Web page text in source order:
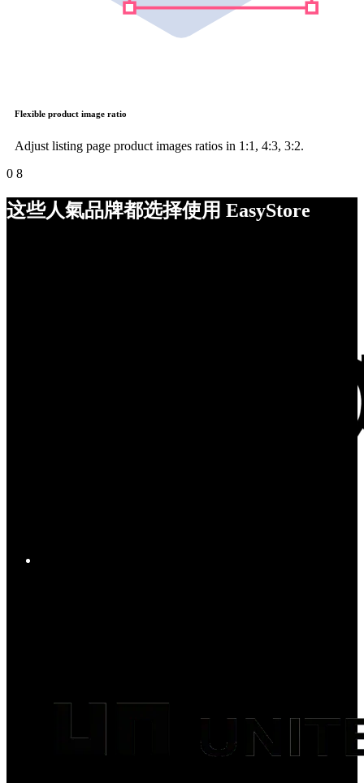
Flexible product image ratio
Adjust listing page product images ratios in 1:1, 4:3, 3:2.
0 8
这些人氣品牌都选择使用 EasyStore